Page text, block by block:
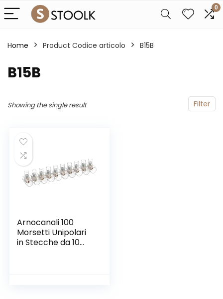
0
Home Product Codice articolo ‎B15B
‎B15B
Filter
Showing the single result
Arnocanali 100
Morsetti Unipolari
in Stecche da 10